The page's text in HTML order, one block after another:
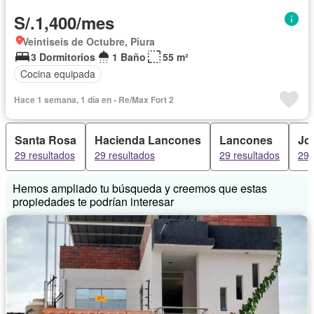
S/.1,400/mes
Veintiseis de Octubre, Piura
3 Dormitorios
1 Baño
55 m²
Cocina equipada
Hace 1 semana, 1 día en - Re/Max Fort 2
Santa Rosa
29 resultados
Hacienda Lancones
29 resultados
Lancones
29 resultados 29
Hemos ampliado tu búsqueda y creemos que estas
propiedades te podrían interesar